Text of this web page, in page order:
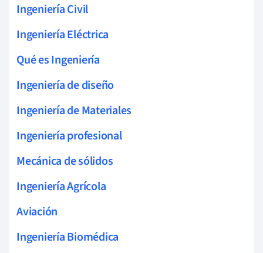
Ingeniería Civil
Ingeniería Eléctrica
Qué es Ingeniería
Ingeniería de diseño
Ingeniería de Materiales
Ingeniería profesional
Mecánica de sólidos
Ingeniería Agrícola
Aviación
Ingeniería Biomédica